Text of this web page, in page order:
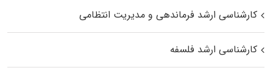
کارشناسی ارشد فرماندهی و مدیریت انتظامی
کارشناسی ارشد فلسفه